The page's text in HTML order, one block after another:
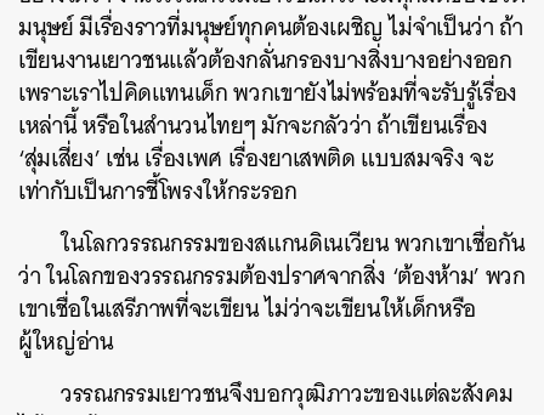
มนุษย์ มีเรื่องราวที่มนุษย์ทุกคนต้องเผชิญ ไม่จำเป็นว่า ถ้า
เขียนงานเยาวชนแล้วต้องกลั่นกรองบางสิ่งบางอย่างออก
เพราะเราไปคิดแทนเด็ก พวกเขายังไม่พร้อมที่จะรับรู้เรื่อง
เหล่านี้ หรือในสำนวนไทยๆ มักจะกลัวว่า ถ้าเขียนเรื่อง
‘สุ่มเสี่ยง’ เช่น เรื่องเพศ เรื่องยาเสพติด แบบสมจริง จะ
เท่ากับเป็นการชี้โพรงให้กระรอก
ในโลกวรรณกรรมของสแกนดิเนเวียน พวกเขาเชื่อกัน
ว่า ในโลกของวรรณกรรมต้องปราศจากสิ่ง ‘ต้องห้าม’ พวก
เขาเชื่อในเสรีภาพที่จะเขียน ไม่ว่าจะเขียนให้เด็กหรือ
ผู้ใหญ่อ่าน
วรรณกรรมเยาวชนจึงบอกวุฒิภาวะของแต่ละสังคม